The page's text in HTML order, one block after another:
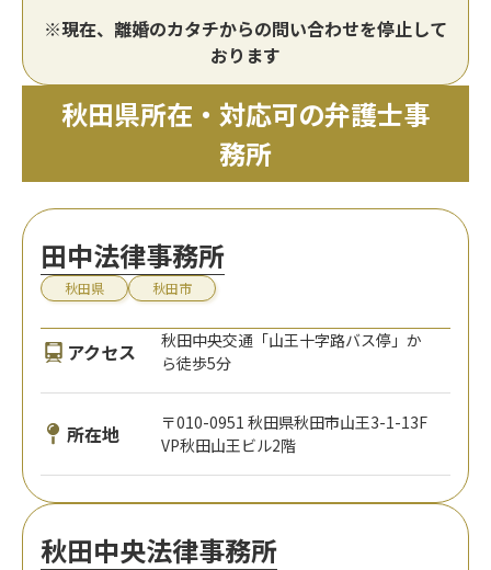
※現在、離婚のカタチからの問い合わせを停止して
おります
秋田県所在・対応可の弁護士事
務所
田中法律事務所
秋田県 秋田市
アクセス
秋田中央交通「山王十字路バス停」か
ら徒歩5分
所在地
〒010-0951 秋田県秋田市山王3-1-13F
VP秋田山王ビル2階
秋田中央法律事務所